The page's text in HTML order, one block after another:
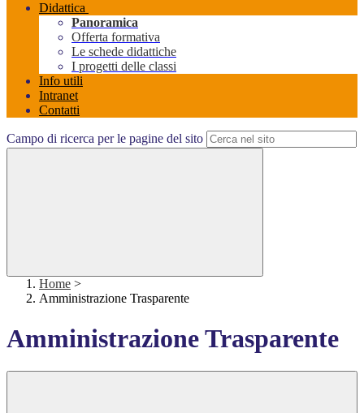
Didattica
Panoramica
Offerta formativa
Le schede didattiche
I progetti delle classi
Info utili
Intranet
Contatti
Campo di ricerca per le pagine del sito
Home >
Amministrazione Trasparente
Amministrazione Trasparente